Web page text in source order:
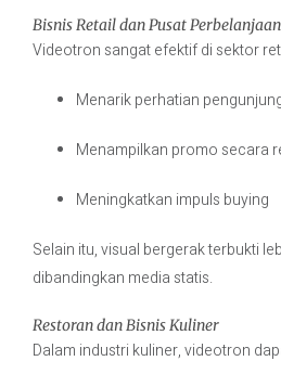
Bisnis Retail dan Pusat Perbelanjaan
Videotron sangat efektif di sektor
Menarik perhatian
Menampilkan promo secara
Meningkatkan impuls buying
Selain itu, visual bergerak terbukti
dibandingkan media statis.
Restoran dan Bisnis Kuliner
Dalam industri kuliner, videotron